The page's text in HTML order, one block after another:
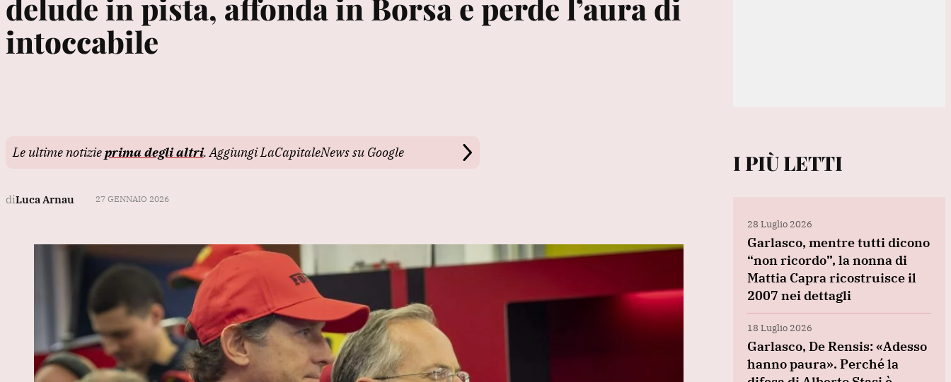
delude in pista, affonda in Borsa e perde l’aura di
intoccabile
Le ultime notizieprima degli altri. Aggiungi LaCapitaleNews su Google
diLuca Arnau 27 GENNAIO 2026
I PIÙ LETTI
28 Luglio 2026
Garlasco, mentre tutti dicono
“non ricordo”, la nonna di
Mattia Capra ricostruisce il
2007 nei dettagli
18 Luglio 2026
Garlasco, De Rensis: «Adesso
hanno paura». Perché la